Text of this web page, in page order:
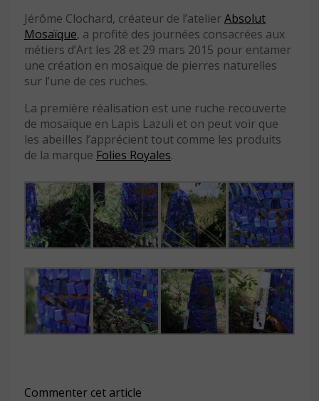
Jérôme Clochard, créateur de l’atelierAbsolut
Mosaïque, a profité des journées consacrées aux
métiers d’Art les 28 et 29 mars 2015 pour entamer
une création en mosaïque de pierres naturelles
sur l’une de ces ruches.
La première réalisation est une ruche recouverte
de mosaïque en Lapis Lazuli et on peut voir que
les abeilles l’apprécient tout comme les produits
de la marque Folies Royales.
Commenter cet article